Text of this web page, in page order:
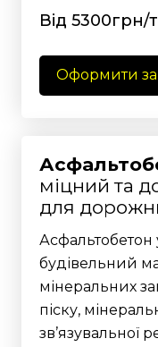
Від 5300грн/
Оформити
міцний та
для
Асфальтобетон
будівельний
мінеральних
піску,
зв’язувальної